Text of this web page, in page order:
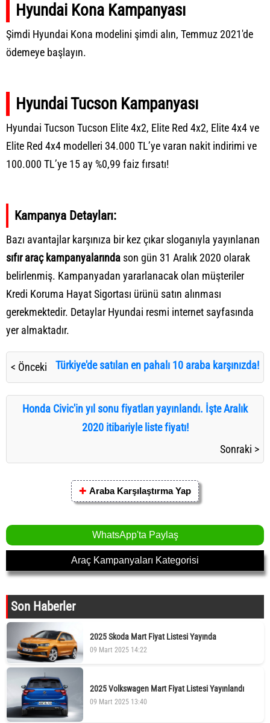
Hyundai Kona Kampanyası
Şimdi Hyundai Kona modelini şimdi alın, Temmuz 2021'de
ödemeye başlayın.
Hyundai Tucson Kampanyası
Hyundai Tucson Tucson Elite 4x2, Elite Red 4x2, Elite 4x4 ve
Elite Red 4x4 modelleri 34.000 TL’ye varan nakit indirimi ve
100.000 TL’ye 15 ay %0,99 faiz fırsatı!
Kampanya Detayları:
Bazı avantajlar karşınıza bir kez çıkar sloganıyla yayınlanan
sıfır araçkampanyalarında son gün 31 Aralık 2020 olarak
belirlenmiş. Kampanyadan yararlanacak olan müşteriler
Kredi Koruma Hayat Sigortası ürünü satın alınması
gerekmektedir. Detaylar Hyundai resmi internet sayfasında
yer almaktadır.
< Önceki Türkiye'de satılan en pahalı 10 araba karşınızda!
Honda Civic'in yıl sonu fiyatları yayınlandı. İşte Aralık
2020 itibariyle liste fiyatı!
Sonraki >
✚ Araba Karşılaştırma Yap
WhatsApp'ta Paylaş
Araç Kampanyaları Kategorisi
Son Haberler
2025 Skoda Mart Fiyat Listesi Yayında
09 Mart 2025 14:22
2025 Volkswagen Mart Fiyat Listesi Yayınlandı
09 Mart 2025 13:40